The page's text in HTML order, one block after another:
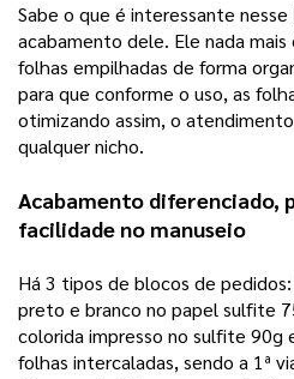
Sabe o que é interessante nesse
acabamento dele. Ele nada
folhas empilhadas de forma
para que conforme o uso, as
otimizando assim, o
qualquer nicho.
Acabamento diferenciado,
facilidade no manuseio
Há 3 tipos de blocos de
preto e branco no papel sulfite
colorida impresso no sulfite 90g
folhas intercaladas, sendo a 1ª